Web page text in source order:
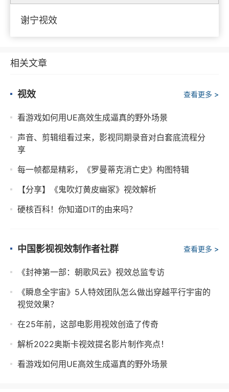
谢宁视效
相关文章
视效 查看更多 >
看游戏如何用UE高效生成逼真的野外场景
声音、剪辑组看过来，影视同期录音对白套底流程分
享
每一帧都是精彩，《罗曼蒂克消亡史》构图特辑
【分享】《鬼吹灯黄皮幽冢》视效解析
硬核百科！你知道DIT的由来吗？
中国影视视效制作者社群 查看更多 >
《封神第一部：朝歌风云》视效总监专访
《瞬息全宇宙》5人特效团队怎么做出穿越平行宇宙的
视觉效果？
在25年前，这部电影用视效创造了传奇
解析2022奥斯卡视效提名影片制作亮点！
看游戏如何用UE高效生成逼真的野外场景